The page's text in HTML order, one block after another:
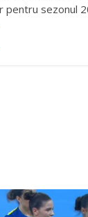
pentru sezonul